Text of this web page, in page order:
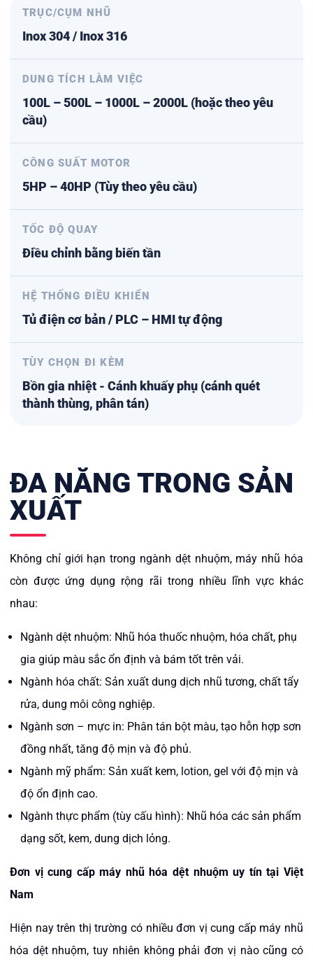
TRỤC/CỤM NHŨ
Inox 304 / Inox 316
DUNG TÍCH LÀM VIỆC
100L – 500L – 1000L – 2000L (hoặc theo yêu
cầu)
CÔNG SUẤT MOTOR
5HP – 40HP (Tùy theo yêu cầu)
TỐC ĐỘ QUAY
Điều chỉnh bằng biến tần
HỆ THỐNG ĐIỀU KHIỂN
Tủ điện cơ bản / PLC – HMI tự động
TÙY CHỌN ĐI KÈM
Bồn gia nhiệt - Cánh khuấy phụ (cánh quét
thành thùng, phân tán)
ĐA NĂNG TRONG SẢN
XUẤT
Không chỉ giới hạn trong ngành dệt nhuộm, máy nhũ hóa
còn được ứng dụng rộng rãi trong nhiều lĩnh vực khác
nhau:
Ngành dệt nhuộm: Nhũ hóa thuốc nhuộm, hóa chất, phụ
gia giúp màu sắc ổn định và bám tốt trên vải.
Ngành hóa chất: Sản xuất dung dịch nhũ tương, chất tẩy
rửa, dung môi công nghiệp.
Ngành sơn – mực in: Phân tán bột màu, tạo hỗn hợp sơn
đồng nhất, tăng độ mịn và độ phủ.
Ngành mỹ phẩm: Sản xuất kem, lotion, gel với độ mịn và
độ ổn định cao.
Ngành thực phẩm (tùy cấu hình): Nhũ hóa các sản phẩm
dạng sốt, kem, dung dịch lỏng.
Đơn vị cung cấp máy nhũ hóa dệt nhuộm uy tín tại Việt
Nam
Hiện nay trên thị trường có nhiều đơn vị cung cấp máy nhũ
hóa dệt nhuộm, tuy nhiên không phải đơn vị nào cũng có